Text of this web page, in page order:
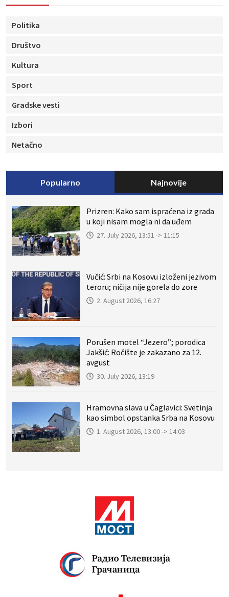
Politika
Društvo
Kultura
Sport
Gradske vesti
Izbori
Netačno
Popularno Najnovije
Prizren: Kako sam ispraćena iz grada
u koji nisam mogla ni da uđem
27. July 2026, 13:51 -> 11:15
Vučić: Srbi na Kosovu izloženi jezivom
teroru; ničija nije gorela do zore
2. August 2026, 16:27
Porušen motel “Jezero”; porodica
Jakšić: Ročište je zakazano za 12.
avgust
30. July 2026, 13:19
Hramovna slava u Čaglavici: Svetinja
kao simbol opstanka Srba na Kosovu
1. August 2026, 13:00 -> 14:03